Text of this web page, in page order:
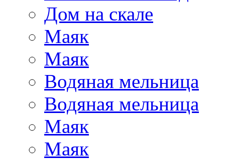
Дом на скале
Маяк
Маяк
Водяная мельница
Водяная мельница
Маяк
Маяк